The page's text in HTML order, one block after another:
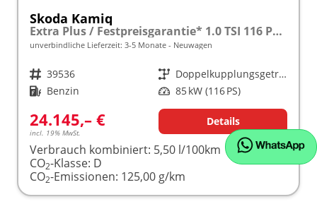
Skoda Kamiq
Extra Plus / Festpreisgarantie* 1.0 TSI 116 PS DSG frei konfigurierbar!
unverbindliche Lieferzeit: 3-5 Monate Neuwagen
Fahrzeugnr. 39536 Getriebe
Doppelkupplungsgetriebe (DSG)
Kraftstoff Benzin Leistung 85 kW (116 PS)
24.145,– €
incl. 19% MwSt.
Details
Verbrauch kombiniert: 5,50 l/100km
CO2-Klasse: D
CO2-Emissionen: 125,00 g/km